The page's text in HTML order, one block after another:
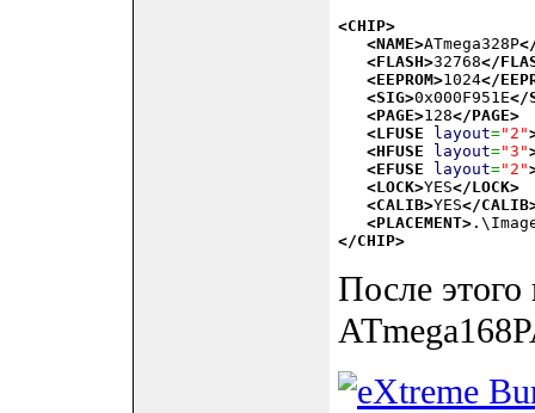
<CHIP>
<NAME>ATmega328P
<FLASH>32768</
<EEPROM>1024</
<SIG>0x000F951E</
<PAGE>128</PAGE>
<LFUSE
layout="2"
<HFUSE
layout="3"
<EFUSE
layout="2"
<LOCK>YES</LOCK>
<CALIB>YES</CALIB
<PLACEMENT>
</CHIP>
После